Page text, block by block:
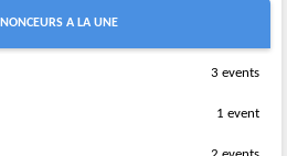
A LA UNE
3 events
1 event